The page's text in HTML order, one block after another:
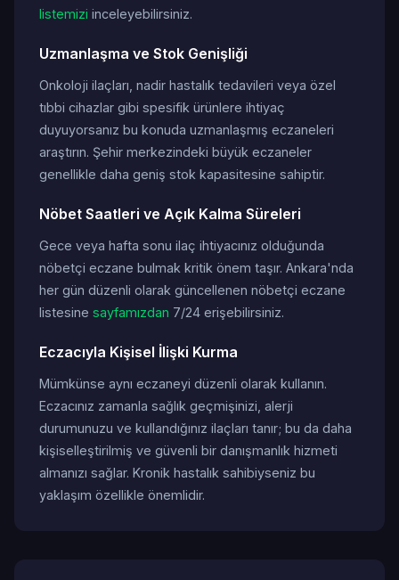
listemizi inceleyebilirsiniz.
Uzmanlaşma ve Stok Genişliği
Onkoloji ilaçları, nadir hastalık tedavileri veya özel
tıbbi cihazlar gibi spesifik ürünlere ihtiyaç
duyuyorsanız bu konuda uzmanlaşmış eczaneleri
araştırın. Şehir merkezindeki büyük eczaneler
genellikle daha geniş stok kapasitesine sahiptir.
Nöbet Saatleri ve Açık Kalma Süreleri
Gece veya hafta sonu ilaç ihtiyacınız olduğunda
nöbetçi eczane bulmak kritik önem taşır. Ankara'nda
her gün düzenli olarak güncellenen nöbetçi eczane
listesine sayfamızdan 7/24 erişebilirsiniz.
Eczacıyla Kişisel İlişki Kurma
Mümkünse aynı eczaneyi düzenli olarak kullanın.
Eczacınız zamanla sağlık geçmişinizi, alerji
durumunuzu ve kullandığınız ilaçları tanır; bu da daha
kişiselleştirilmiş ve güvenli bir danışmanlık hizmeti
almanızı sağlar. Kronik hastalık sahibiyseniz bu
yaklaşım özellikle önemlidir.